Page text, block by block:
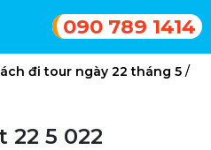
090 789 1414
đi tour ngày 22 tháng 5 /
22 5 022